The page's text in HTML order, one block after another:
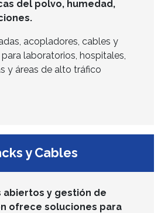
del polvo, humedad,
acopladores, cables y
laboratorios, hospitales,
y áreas de alto tráfico
y Cables
abiertos y gestión de
ofrece soluciones para